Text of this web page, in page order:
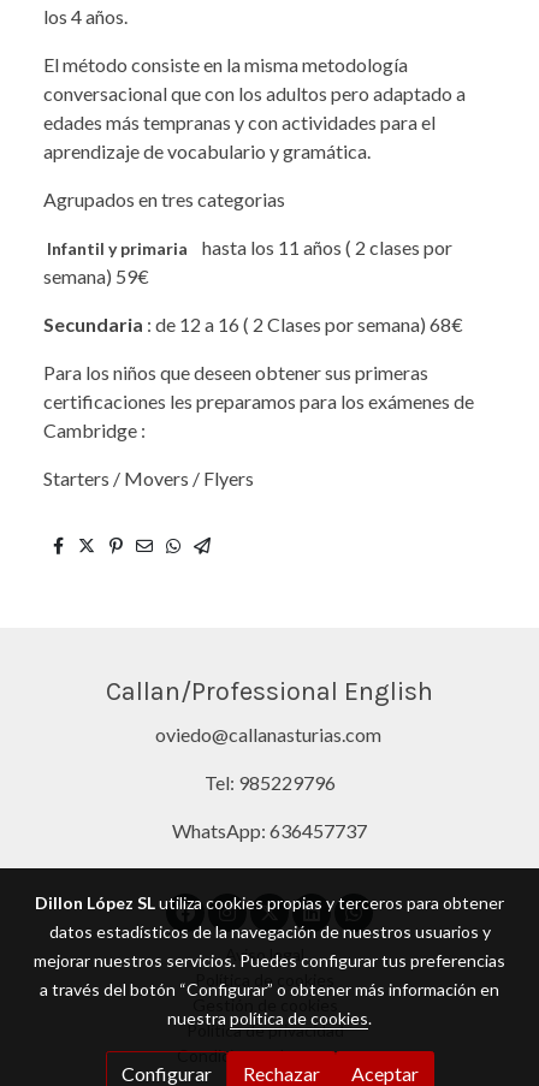
los 4 años.
El método consiste en la misma metodología
conversacional que con los adultos pero adaptado a
edades más tempranas y con actividades para el
aprendizaje de vocabulario y gramática.
Agrupados en tres categorias
Infantil y primaria hasta los 11 años ( 2 clases por
semana) 59€
Secundaria : de 12 a 16 ( 2 Clases por semana) 68€
Para los niños que deseen obtener sus primeras
certificaciones les preparamos para los exámenes de
Cambridge :
Starters / Movers / Flyers
Callan/Professional English
oviedo@callanasturias.com
Tel: 985229796
WhatsApp: 636457737
Aviso legal
Política de cookies
Gestión de cookies
Política de privacidad
Condiciones de compra
Dillon López SLutiliza cookies propias y terceros para obtener
datos estadísticos de la navegación de nuestros usuarios y
mejorar nuestros servicios. Puedes configurar tus preferencias
a través del botón “Configurar” o obtener más información en
nuestra política de cookies.
Configurar Rechazar Aceptar